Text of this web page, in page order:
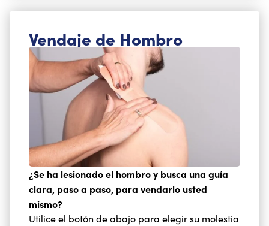
Vendaje de Hombro
¿Se ha lesionado el hombro y busca una guía
clara, paso a paso, para vendarlo usted
mismo?
Utilice el botón de abajo para elegir su molestia